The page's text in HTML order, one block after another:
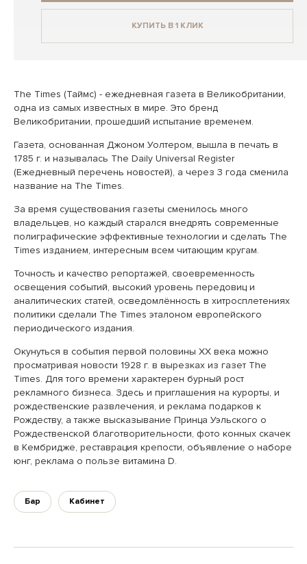
КУПИТЬ В 1 КЛИК
The Times (Таймс) - ежедневная газета в Великобритании,
одна из самых известных в мире. Это бренд
Великобритании, прошедший испытание временем.
Газета, основанная Джоном Уолтером, вышла в печать в
1785 г. и называлась The Daily Universal Register
(Ежедневный перечень новостей), а через 3 года сменила
название на The Times.
За время существования газеты сменилось много
владельцев, но каждый старался внедрять современные
полиграфические эффективные технологии и сделать The
Times изданием, интересным всем читающим кругам.
Точность и качество репортажей, своевременность
освещения событий, высокий уровень передовиц и
аналитических статей, осведомлённость в хитросплетениях
политики сделали The Times эталоном европейского
периодического издания.
Окунуться в события первой половины XX века можно
просматривая новости 1928 г. в вырезках из газет The
Times. Для того времени характерен бурный рост
рекламного бизнеса. Здесь и приглашения на курорты, и
рождественские развлечения, и реклама подарков к
Рождеству, а также высказывание Принца Уэльского о
Рождественской благотворительности, фото конных скачек
в Кембридже, реставрация крепости, объявление о наборе
юнг, реклама о пользе витамина D.
Бар Кабинет